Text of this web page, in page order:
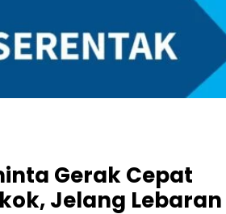
Gerak Cepat
Jelang Lebaran